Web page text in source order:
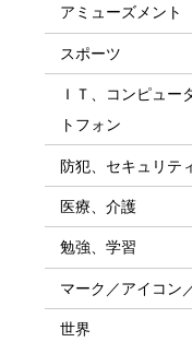
アミューズメント
スポーツ
ＩＴ、コンピュー
トフォン
防犯、セキュリテ
医療、介護
勉強、学習
マーク／アイコン
世界